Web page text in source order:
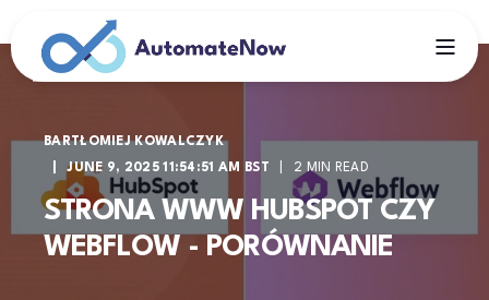
BARTŁOMIEJ KOWALCZYK
JUNE 9, 2025 11:54:51 AM BST
2 MIN READ
STRONA WWW HUBSPOT CZY
WEBFLOW - PORÓWNANIE